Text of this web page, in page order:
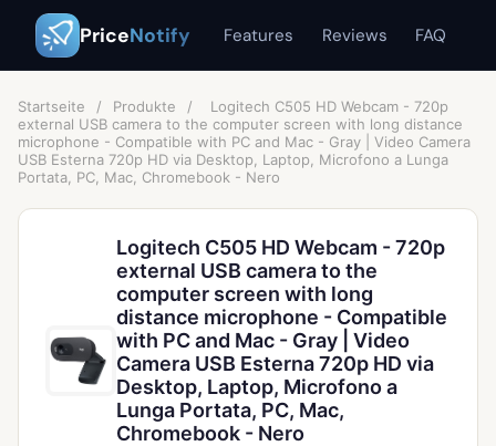
PriceNotify Features Reviews FAQ
Startseite / Produkte /
Logitech C505 HD Webcam - 720p
external USB camera to the computer screen with long distance
microphone - Compatible with PC and Mac - Gray | Video Camera
USB Esterna 720p HD via Desktop, Laptop, Microfono a Lunga
Portata, PC, Mac, Chromebook - Nero
Logitech C505 HD Webcam - 720p
external USB camera to the
computer screen with long
distance microphone - Compatible
with PC and Mac - Gray | Video
Camera USB Esterna 720p HD via
Desktop, Laptop, Microfono a
Lunga Portata, PC, Mac,
Chromebook - Nero